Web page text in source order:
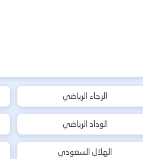
الرجاء الرياضي
الوداد الرياضي
الهلال السعودي